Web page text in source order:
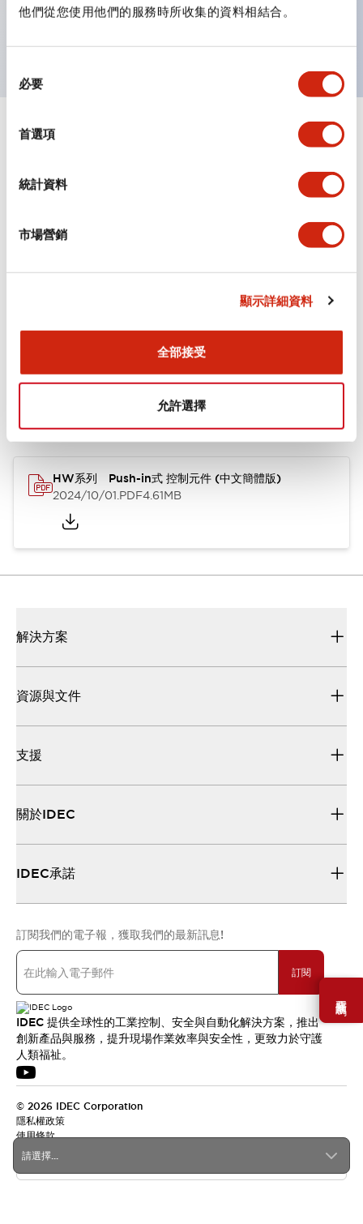
他們從您使用他們的服務時所收集的資料相結合。
必要
首選項
統計資料
市場營銷
顯示詳細資料
全部接受
允許選擇
需要幫助嗎？
簡易配線，提升作業效率不易脫線，振動時也更安心
規格 顯示全部 +
環境規範
HW系列 Push-in式 控制元件 (中文簡體版)
2024/10/01.PDF4.61MB
請選擇...
解決方案
資源與文件
支援
關於IDEC
IDEC承諾
訂閱我們的電子報，獲取我們的最新訊息!
訂閱
IDEC 提供全球性的工業控制、安全與自動化解決方案，推出
創新產品與服務，提升現場作業效率與安全性，更致力於守護
人類福祉。
© 2026 IDEC Corporation
隱私權政策
使用條款
台灣